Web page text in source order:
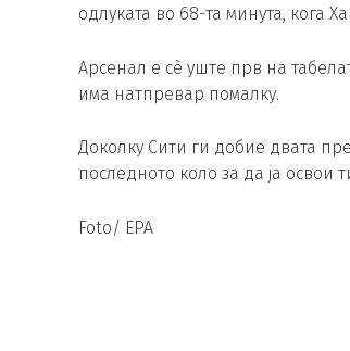
одлуката во 68-та минута, кога
Арсенал е сè уште прв на
има натпревар помалку.
Доколку Сити ги добие двата
последното коло за да ја освои
Foto/ EPA